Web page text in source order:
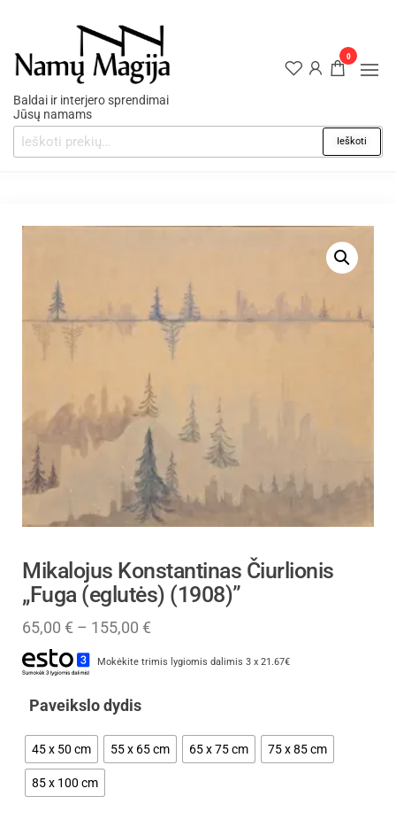
Baldai ir interjero sprendimai
Jūsų namams
Ieškoti
0
Mikalojus Konstantinas Čiurlionis
„Fuga (eglutės) (1908)”
65,00 € – 155,00 €
Mokėkite trimis lygiomis dalimis 3 x 21.67€
Paveikslo dydis
45 x 50 cm 55 x 65 cm 65 x 75 cm 75 x 85 cm
85 x 100 cm